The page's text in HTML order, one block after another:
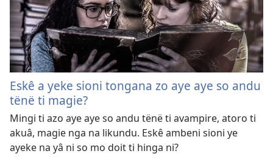
Eskê a yeke sioni tongana zo aye aye so andu
tënë ti magie?
Mingi ti azo aye aye so andu tënë ti avampire, atoro ti
akuâ, magie nga na likundu. Eskê ambeni sioni ye
ayeke na yâ ni so mo doit ti hinga ni?